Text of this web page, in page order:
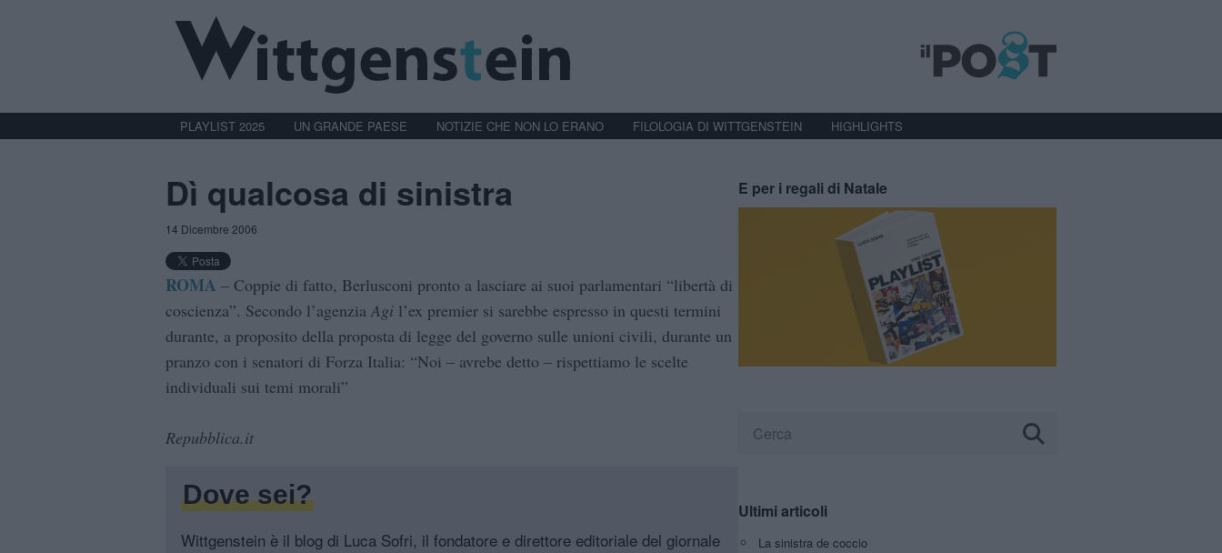
PLAYLIST 2025 UN GRANDE PAESE NOTIZIE CHE NON LO ERANO FILOLOGIA DI WITTGENSTEIN HIGHLIGHTS
Dì qualcosa di sinistra
14 Dicembre 2006
ROMA – Coppie di fatto, Berlusconi pronto a lasciare ai suoi parlamentari “libertà di
coscienza”. Secondo l’agenziaAgi l’ex premier si sarebbe espresso in questi termini
durante, a proposito della proposta di legge del governo sulle unioni civili, durante un
pranzo con i senatori di Forza Italia: “Noi – avrebe detto – rispettiamo le scelte
individuali sui temi morali”
Repubblica.it
Dove sei?
Wittgenstein è il blog di Luca Sofri, il fondatore e direttore editoriale del giornale
E per i regali di Natale
Ultimi articoli
La sinistra de coccio